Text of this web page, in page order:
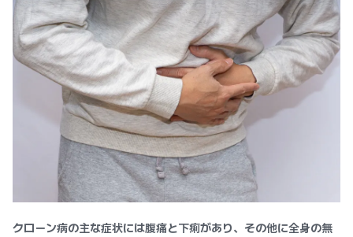
クローン病の主な症状には腹痛と下痢があり、その他に全身の無